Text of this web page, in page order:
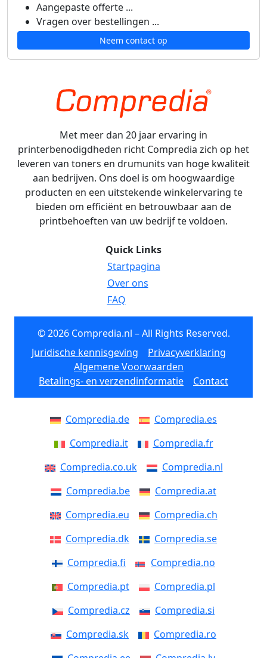
Aangepaste offerte ...
Vragen over bestellingen ...
Neem contact op
Met meer dan 20 jaar ervaring in
printerbenodigdheden richt Compredia zich op het
leveren van toners en drumunits van hoge kwaliteit
aan bedrijven. Ons doel is om hoogwaardige
producten en een uitstekende winkelervaring te
bieden om efficiënt en betrouwbaar aan de
printbehoeften van uw bedrijf te voldoen.
Quick Links
Startpagina
Over ons
FAQ
© 2026 Compredia.nl – All Rights Reserved.
Juridische kennisgeving
Privacyverklaring
Algemene Voorwaarden
Betalings- en verzendinformatie
Contact
Compredia.de
Compredia.es
Compredia.it
Compredia.fr
Compredia.co.uk
Compredia.nl
Compredia.be
Compredia.at
Compredia.eu
Compredia.ch
Compredia.dk
Compredia.se
Compredia.fi
Compredia.no
Compredia.pt
Compredia.pl
Compredia.cz
Compredia.si
Compredia.sk
Compredia.ro